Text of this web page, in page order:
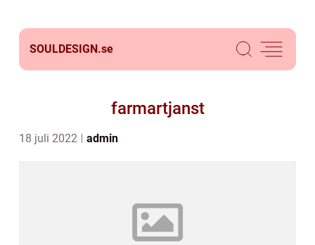
SOULDESIGN.se
farmartjanst
18 juli 2022 admin